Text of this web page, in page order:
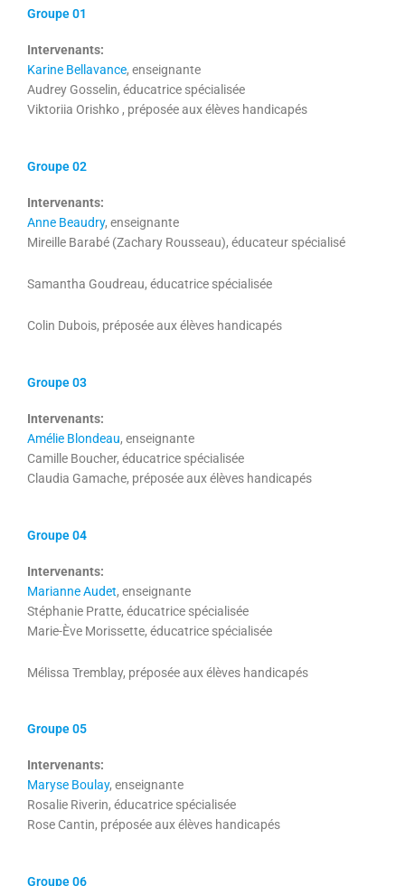
Groupe 01
Intervenants:
Karine Bellavance, enseignante
Audrey Gosselin, éducatrice spécialisée
Viktoriia Orishko , préposée aux élèves handicapés
Groupe 02
Intervenants:
Anne Beaudry, enseignante
Mireille Barabé (Zachary Rousseau), éducateur spécialisé
Samantha Goudreau, éducatrice spécialisée
Colin Dubois, préposée aux élèves handicapés
Groupe 03
Intervenants:
Amélie Blondeau, enseignante
Camille Boucher, éducatrice spécialisée
Claudia Gamache, préposée aux élèves handicapés
Groupe 04
Intervenants:
Marianne Audet, enseignante
Stéphanie Pratte, éducatrice spécialisée
Marie-Ève Morissette, éducatrice spécialisée
Mélissa Tremblay, préposée aux élèves handicapés
Groupe 05
Intervenants:
Maryse Boulay, enseignante
Rosalie Riverin, éducatrice spécialisée
Rose Cantin, préposée aux élèves handicapés
Groupe 06